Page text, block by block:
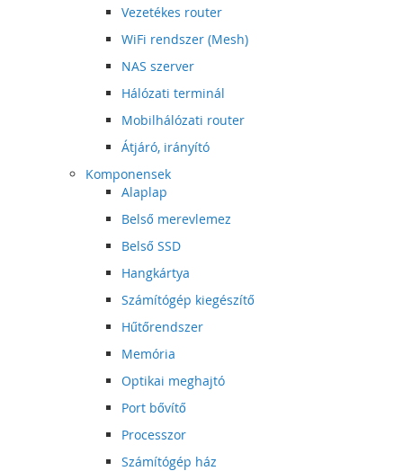
Vezetékes router
WiFi rendszer (Mesh)
NAS szerver
Hálózati terminál
Mobilhálózati router
Átjáró, irányító
Komponensek
Alaplap
Belső merevlemez
Belső SSD
Hangkártya
Számítógép kiegészítő
Hűtőrendszer
Memória
Optikai meghajtó
Port bővítő
Processzor
Számítógép ház